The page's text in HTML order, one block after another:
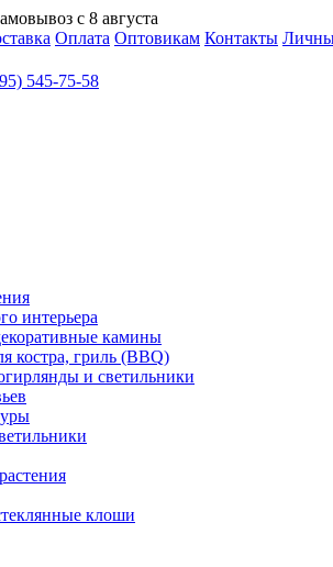
с 8 августа
Оплата Оптовикам Контакты
545-75-58
интерьера
камины
костра, гриль (BBQ)
и светильники
клоши